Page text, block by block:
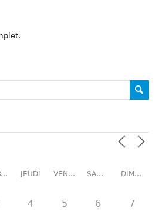
MERCREDI JEUDI VENDREDI SAMEDI DIMANCHE
4 5 6 7